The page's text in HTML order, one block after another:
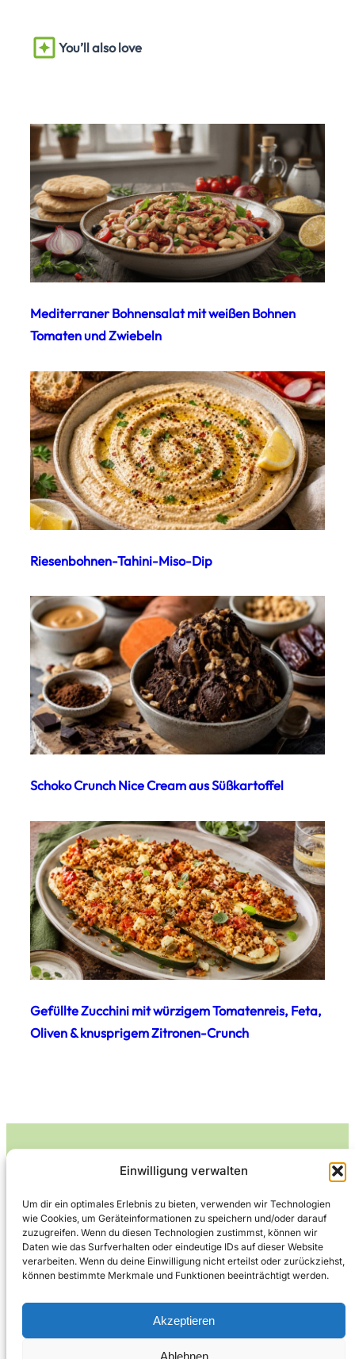
Einwilligung verwalten
Um dir ein optimales Erlebnis zu bieten, verwenden wir Technologien
wie Cookies, um Geräteinformationen zu speichern und/oder darauf
zuzugreifen. Wenn du diesen Technologien zustimmst, können wir
Daten wie das Surfverhalten oder eindeutige IDs auf dieser Website
verarbeiten. Wenn du deine Einwilligung nicht erteilst oder zurückziehst,
können bestimmte Merkmale und Funktionen beeinträchtigt werden.
Akzeptieren
Ablehnen
You’ll also love
Mediterraner Bohnensalat mit weißen Bohnen
Tomaten und Zwiebeln
Riesenbohnen-Tahini-Miso-Dip
Schoko Crunch Nice Cream aus Süßkartoffel
Gefüllte Zucchini mit würzigem Tomatenreis, Feta,
Oliven & knusprigem Zitronen-Crunch
Leckerlife
Lecker essen – gesund leben.